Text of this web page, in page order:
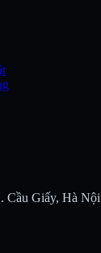
Cầu Giấy, Hà Nội